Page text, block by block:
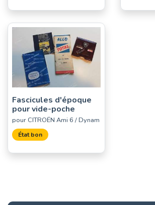
Fascicules d'époque
pour vide-poche
pour CITROËN Ami 6 / Dynam
État bon